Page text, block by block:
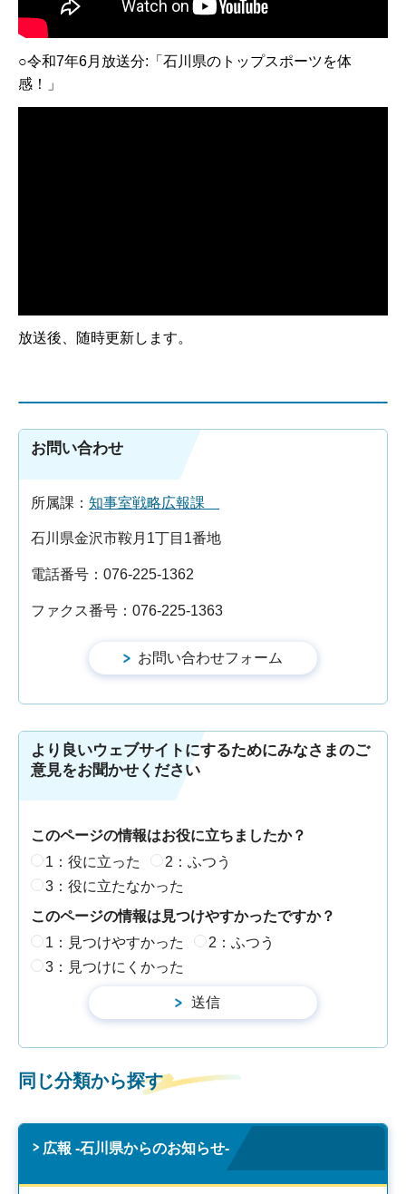
○令和7年6月放送分:「石川県のトップスポーツを体
感！」
放送後、随時更新します。
お問い合わせ
所属課： 知事室戦略広報課
石川県金沢市鞍月1丁目1番地
電話番号：076-225-1362
ファクス番号：076-225-1363
より良いウェブサイトにするためにみなさまのご
意見をお聞かせください
このページの情報はお役に立ちましたか？
1：役に立った
2：ふつう
3：役に立たなかった
このページの情報は見つけやすかったですか？
1：見つけやすかった
2：ふつう
3：見つけにくかった
同じ分類から探す
広報 -石川県からのお知らせ-